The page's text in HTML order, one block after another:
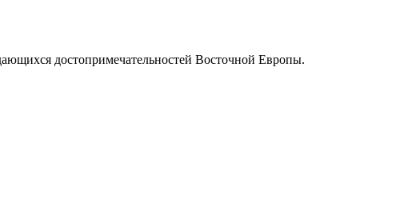
достопримечательностей Восточной Европы.